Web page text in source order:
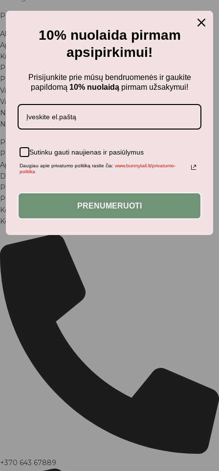
Parduotuvė
Aksesuarai
Apranga
Kūdikiams
Pažaiskime
Populiariausi
Vaiko kambarys
Vasaros kolekcija
Naujienos
Nuorodos
Pradžia
Parduotuvė
Apie mus
DUK
Privatumo politika
Prekių pirkimo - pardavimo taisyklės
Kontaktai
Kontaktai
+370 643 67889
10% nuolaida pirmam
apsipirkimui!
Prisijunkite prie mūsų bendruomenės ir gaukite
papildomą 10% nuolaidą pirmam užsakymui!
Sutinku gauti naujienas ir pasiūlymus
Daugiau apie privatumo politiką rasite čia: www.bunnytail.lt/privatumo-
politika
PRENUMERUOTI